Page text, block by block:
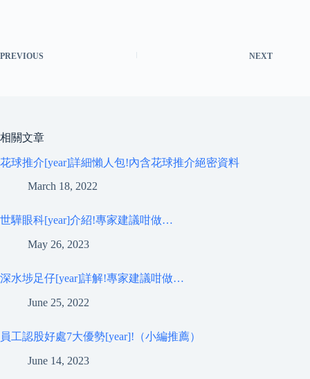
PREVIOUS NEXT
相關文章
花球推介[year]詳細懶人包!內含花球推介絕密資料
March 18, 2022
世驊眼科[year]介紹!專家建議咁做…
May 26, 2023
深水埗足仔[year]詳解!專家建議咁做…
June 25, 2022
員工認股好處7大優勢[year]!（小編推薦）
June 14, 2023